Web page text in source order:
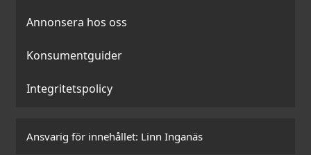
Annonsera hos oss
Konsumentguider
Integritetspolicy
Ansvarig för innehållet: Linn Inganäs